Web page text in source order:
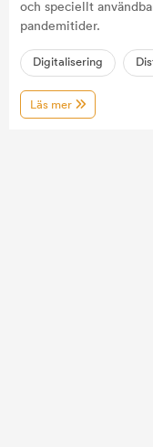
och speciellt
pandemitider.
Digitalisering
Läs mer